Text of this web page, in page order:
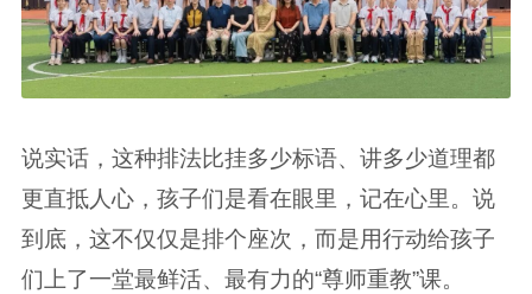
说实话，这种排法比挂多少标语、讲多少道理都
更直抵人心，孩子们是看在眼里，记在心里。说
到底，这不仅仅是排个座次，而是用行动给孩子
们上了一堂最鲜活、最有力的“尊师重教”课。